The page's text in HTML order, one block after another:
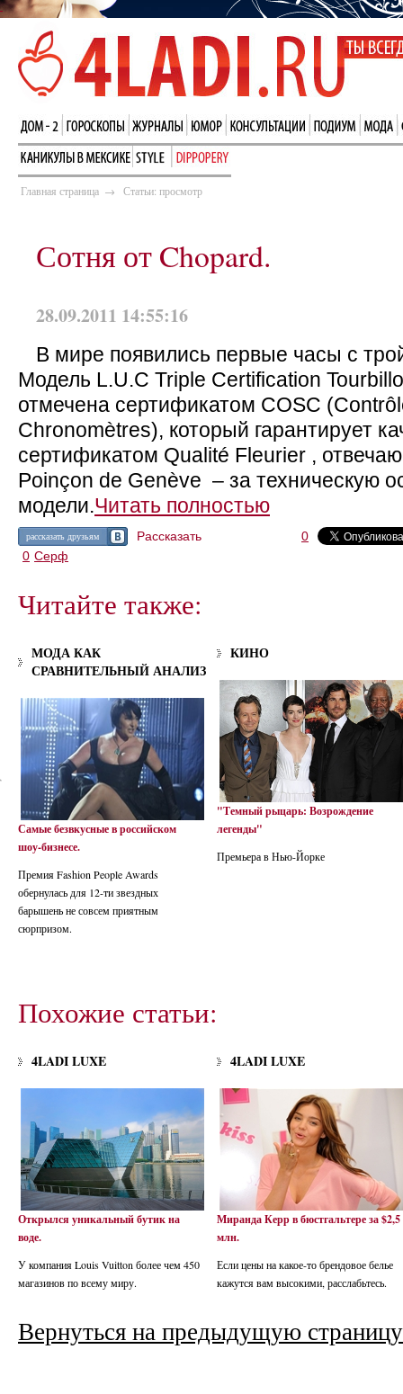
Главная страница → Статьи: просмотр
Сотня от Chopard.
28.09.2011 14:55:16
В мире появились первые часы с
Модель L.U.C Triple Certification
отмечена сертификатом COSC
Chronomètres), который гарантирует
сертификатом Qualité Fleurier ,
Poinçon de Genève – за техническую
модели.Читать полностью
рассказать друзьям Рассказать
0
0 Серф
Читайте также:
МОДА КАК
СРАВНИТЕЛЬНЫЙ АНАЛИЗ
Самые безвкусные в российском
шоу-бизнесе.
Премия Fashion People Awards
обернулась для 12-ти звездных
барышень не совсем приятным
сюрпризом.
КИНО
"Темный рыцарь: Возрождение
легенды"
Премьера в Нью-Йорке
Похожие статьи:
4LADI LUXE
Открылся уникальный бутик на
воде.
У компания Louis Vuitton более чем 450
магазинов по всему миру.
4LADI LUXE
Миранда Керр в бюстгальтере за $2,5
млн.
Если цены на какое-то брендовое белье
кажутся вам высокими, расслабьтесь.
Вернуться на предыдущую страницу